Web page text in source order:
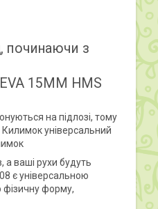
починаючи з
15ММ HMS
на підлозі, тому
універсальний
а ваші рухи будуть
є універсальною
фізичну форму,